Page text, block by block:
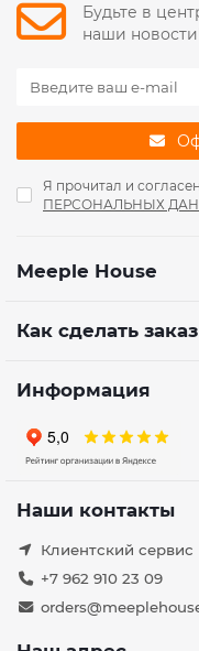
Будьте в
наши
Я прочитал и
ПЕРСОНАЛЬНЫХ
Meeple House
Как сделать заказ
Информация
Наши контакты
Клиентский сервис
+7 962 910 23 09